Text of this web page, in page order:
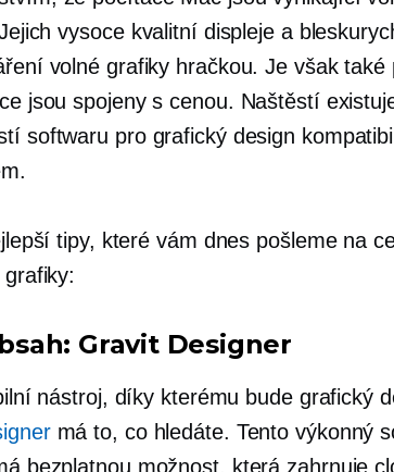
vysoce kvalitnídispleje a
volné grafiky hračkou. Je však také
jsou spojeny s cenou. Naštěstí
softwaru pro grafický design
tipy, které vám dnes pošleme na
Gravit Designer
nástroj, díky kterému bude grafický
má to, co hledáte. Tento výkonný
bezplatnou možnost, která zahrnuje